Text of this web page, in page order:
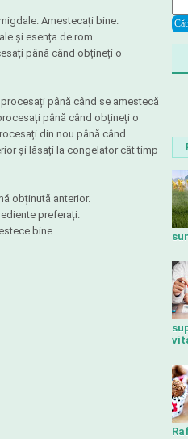
Amestecați bine.
și esența de rom.
până când obțineți o
până când se amestecă
până când obțineți o
din nou până când
și lăsați la congelator cât timp
obținută anterior.
preferați.
bine.